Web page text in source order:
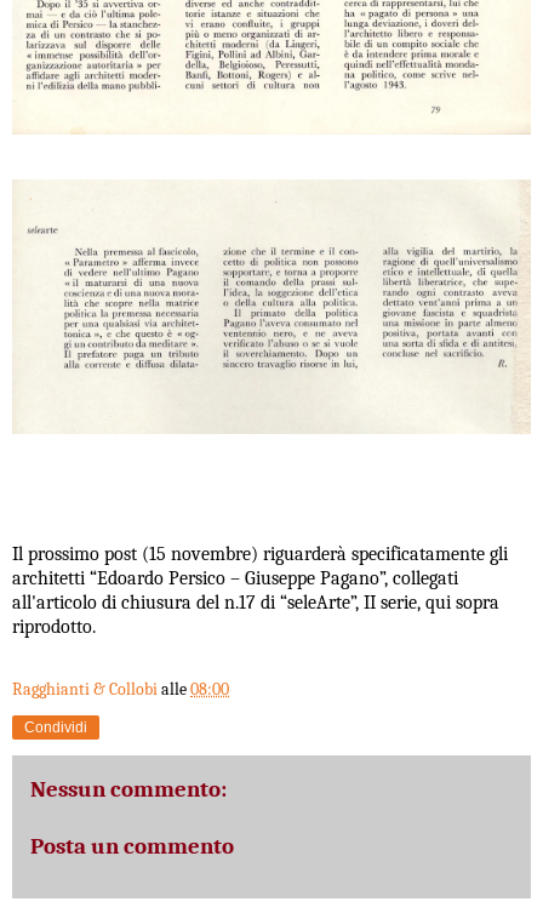
Il prossimo post (15 novembre) riguarderà specificatamente gli
architetti “Edoardo Persico – Giuseppe Pagano”, collegati
all'articolo di chiusura del n.17 di “seleArte”, II serie, qui sopra
riprodotto.
Ragghianti & Collobialle08:00
Condividi
Nessun commento:
Posta un commento